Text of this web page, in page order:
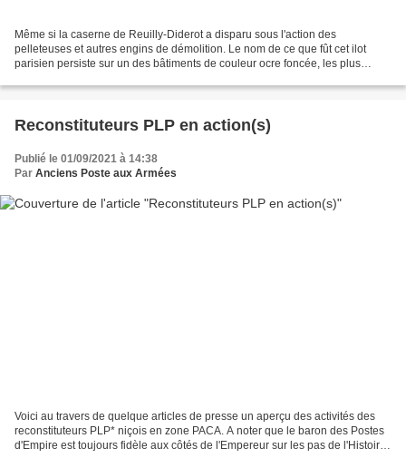
Même si la caserne de Reuilly-Diderot a disparu sous l'action des
pelleteuses et autres engins de démolition. Le nom de ce que fût cet ilot
parisien persiste sur un des bâtiments de couleur ocre foncée, les plus
Reconstituteurs PLP en action(s)
Publié le 01/09/2021 à 14:38
Par Anciens Poste aux Armées
Voici au travers de quelque articles de presse un aperçu des activités des
reconstituteurs PLP* niçois en zone PACA. A noter que le baron des Postes
d'Empire est toujours fidèle aux côtés de l'Empereur sur les pas de l'Histoire